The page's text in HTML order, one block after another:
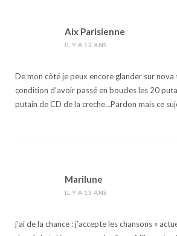
Aix Parisienne
IL Y A 13 ANS
De mon côté je peux encore glander sur nova
condition d’avoir passé en boucles les 20
putain de CD de la creche…Pardon mais ce
Marilune
IL Y A 13 ANS
j’ai de la chance : j’accepte les chansons «